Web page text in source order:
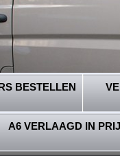
BESTELLEN
A6 VERLAAGD IN